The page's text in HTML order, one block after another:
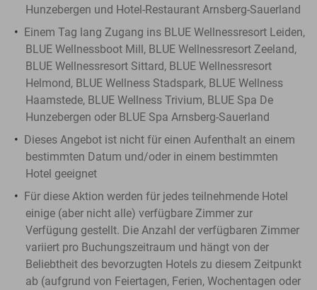
Hunzebergen und Hotel-Restaurant Arnsberg-Sauerland
Einem Tag lang Zugang ins BLUE Wellnessresort Leiden,
BLUE Wellnessboot Mill, BLUE Wellnessresort Zeeland,
BLUE Wellnessresort Sittard, BLUE Wellnessresort
Helmond, BLUE Wellness Stadspark, BLUE Wellness
Haamstede, BLUE Wellness Trivium, BLUE Spa De
Hunzebergen oder BLUE Spa Arnsberg-Sauerland
Dieses Angebot ist nicht für einen Aufenthalt an einem
bestimmten Datum und/oder in einem bestimmten
Hotel geeignet
Für diese Aktion werden für jedes teilnehmende Hotel
einige (aber nicht alle) verfügbare Zimmer zur
Verfügung gestellt. Die Anzahl der verfügbaren Zimmer
variiert pro Buchungszeitraum und hängt von der
Beliebtheit des bevorzugten Hotels zu diesem Zeitpunkt
ab (aufgrund von Feiertagen, Ferien, Wochentagen oder